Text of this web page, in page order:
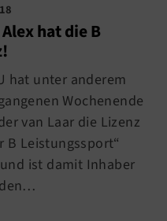
hat die B
hat unter anderem
Wochenende
van Laar die Lizenz
B Leistungssport“
ist damit Inhaber